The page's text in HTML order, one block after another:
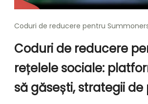
Coduri de reducere pentru
Coduri de reducere
rețelele sociale:
să găsești, strategii